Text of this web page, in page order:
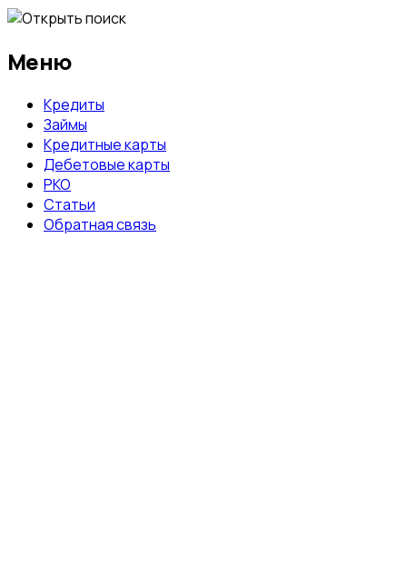
Меню
Кредиты
Займы
Кредитные карты
Дебетовые карты
РКО
Статьи
Обратная связь